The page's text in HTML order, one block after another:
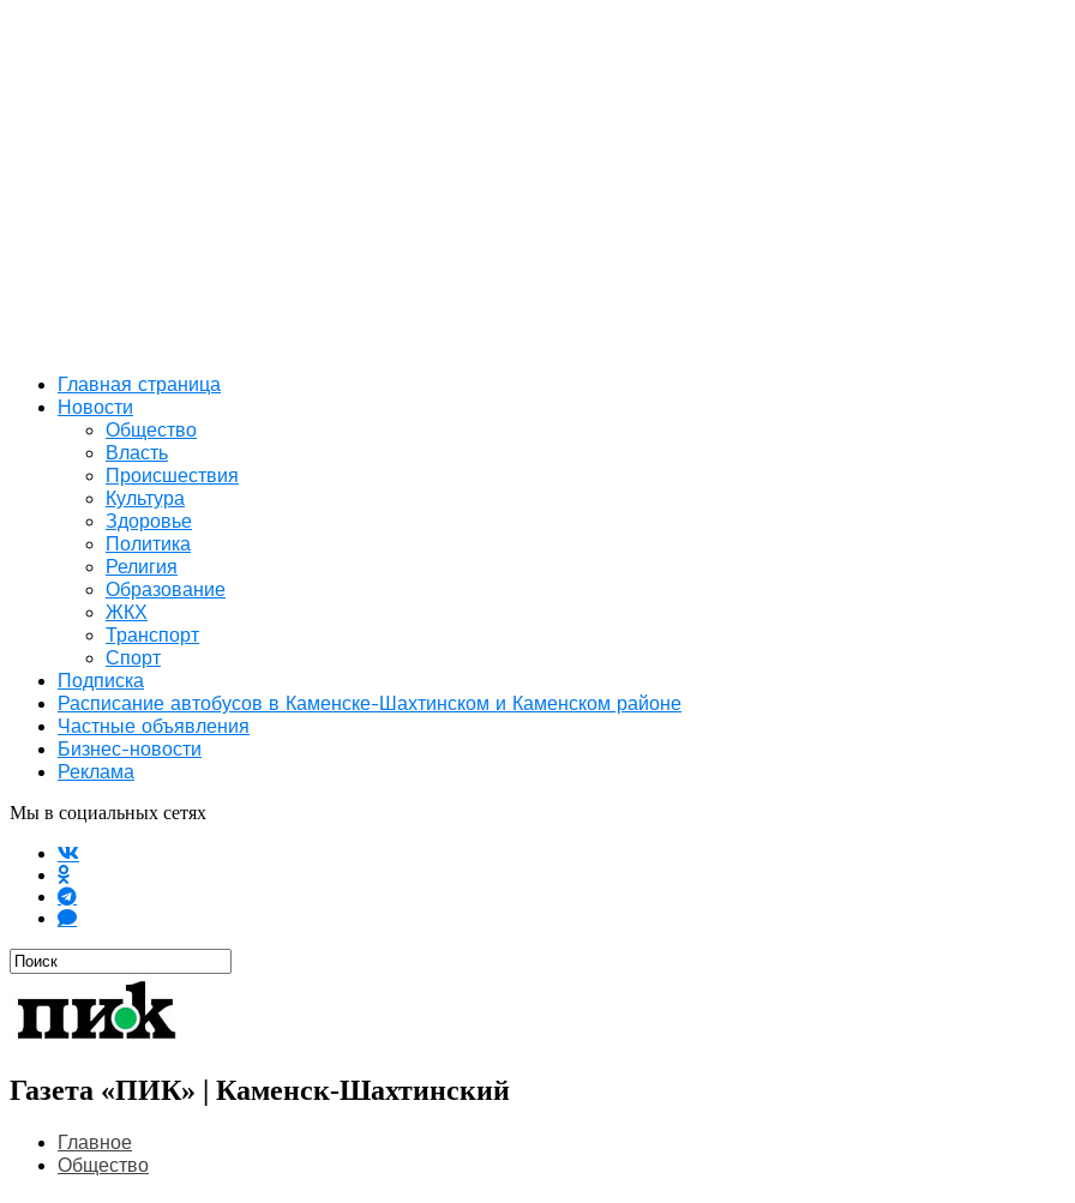
Главная страница
Новости
Общество
Власть
Происшествия
Культура
Здоровье
Политика
Религия
Образование
ЖКХ
Транспорт
Спорт
Подписка
Расписание автобусов в Каменске-Шахтинском и Каменском районе
Частные объявления
Бизнес-новости
Реклама
Мы в социальных сетях
Газета «ПИК» | Каменск-Шахтинский
Главное
Общество